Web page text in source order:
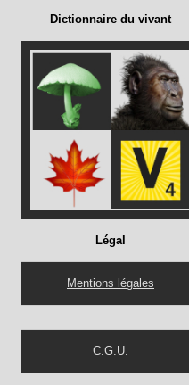
Dictionnaire du vivant
Légal
Mentions légales
C.G.U.